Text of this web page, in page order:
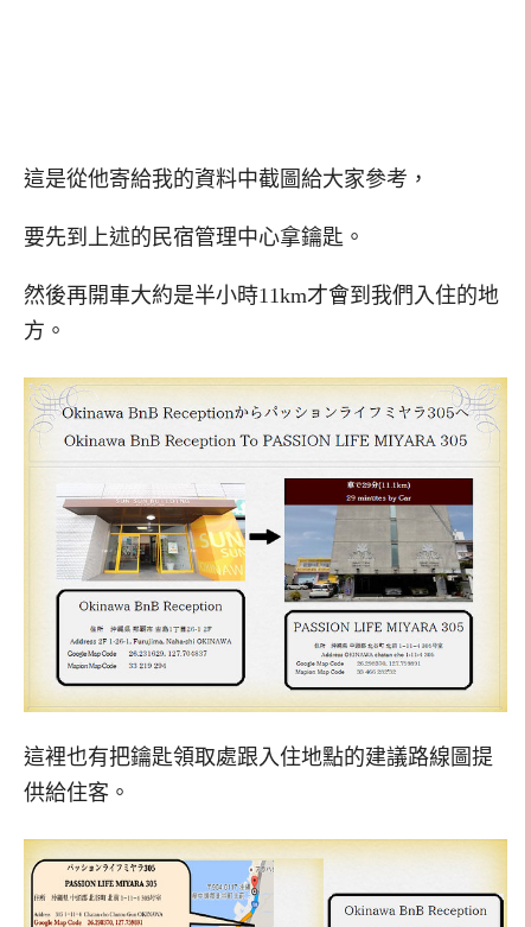
這是從他寄給我的資料中截圖給大家參考，
要先到上述的民宿管理中心拿鑰匙。
然後再開車大約是半小時11km才會到我們入住的地
方。
這裡也有把鑰匙領取處跟入住地點的建議路線圖提
供給住客。